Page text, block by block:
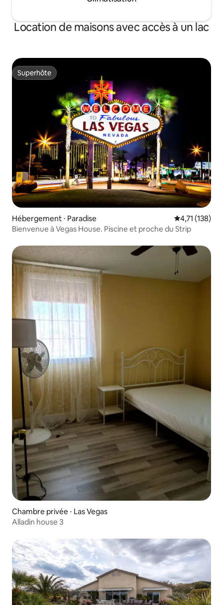
Location de maisons avec accès à un lac
Superhôte
Superhôte
Hébergement ⋅ Paradise Évaluation
4,71 (138)
Bienvenue à Vegas House. Piscine et proche du Strip
Chambre privée ⋅ Las Vegas
Alladin house 3